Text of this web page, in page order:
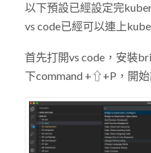
以下預設已經設定完
vs code已經可以連上
首先打開vs code，安裝
下command +⇧+P，開